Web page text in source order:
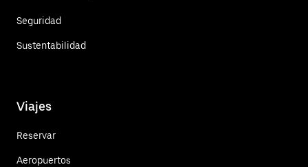
Seguridad
Sustentabilidad
Viajes
Reservar
Aeropuertos